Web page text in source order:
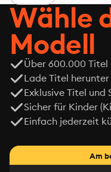
Wähle
Modell
Über 600.000 Titel
Lade Titel
Exklusive Titel
Sicher für Kinder
Einfach jederzeit
Am